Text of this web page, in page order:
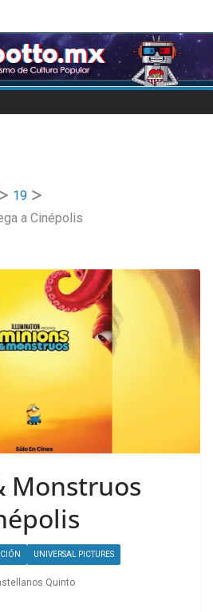
19
a Cinépolis
Monstruos
UNIVERSAL PICTURES
Quinto